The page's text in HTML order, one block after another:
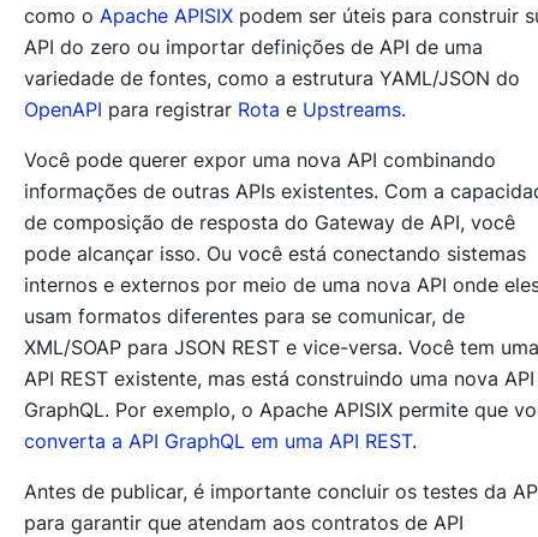
como o Apache APISIX podem ser úteis para construir
API do zero ou importar definições de API de uma
variedade de fontes, como a estrutura YAML/JSON do
OpenAPI para registrar Rota e Upstreams.
Você pode querer expor uma nova API combinando
informações de outras APIs existentes. Com a
de composição de resposta do Gateway de API, você
pode alcançar isso. Ou você está conectando sistemas
internos e externos por meio de uma nova API onde
usam formatos diferentes para se comunicar, de
XML/SOAP para JSON REST e vice-versa. Você tem uma
API REST existente, mas está construindo uma nova API
GraphQL. Por exemplo, o Apache APISIX permite que
converta a API GraphQL em uma API REST.
Antes de publicar, é importante concluir os testes da
para garantir que atendam aos contratos de API